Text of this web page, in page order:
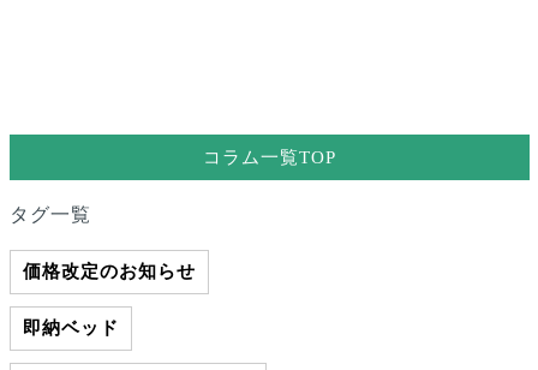
コラム一覧TOP
タグ一覧
価格改定のお知らせ
即納ベッド